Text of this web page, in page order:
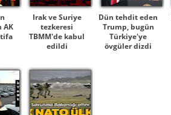
AK
Irak ve Suriye
tezkeresi
TBMM'de kabul
edildi
Dün tehdit eden
Trump, bugün
Türkiye'ye
övgüler dizdi